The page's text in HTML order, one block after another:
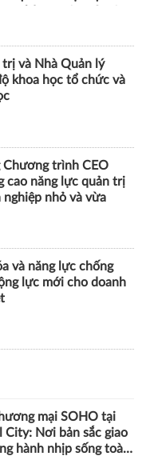
đổi Bộ luật Hình sự
tham khảo tái cấu
hình sự một số
trị và Nhà Quản lý
khoa học tổ chức và
Chương trình CEO
cao năng lực quản trị
nhỏ và vừa